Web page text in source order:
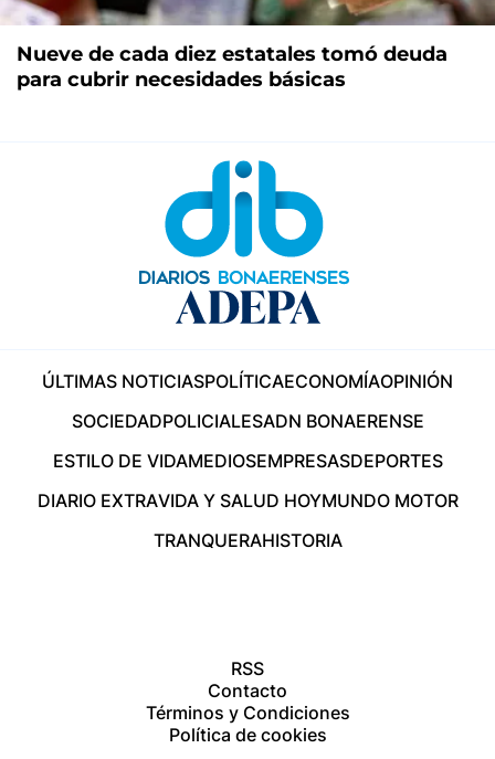
Nueve de cada diez estatales tomó deuda
para cubrir necesidades básicas
ÚLTIMAS NOTICIASPOLÍTICAECONOMÍAOPINIÓN
SOCIEDADPOLICIALESADN BONAERENSE
ESTILO DE VIDAMEDIOSEMPRESASDEPORTES
DIARIO EXTRAVIDA Y SALUD HOYMUNDO MOTOR
TRANQUERAHISTORIA
RSS
Contacto
Términos y Condiciones
Política de cookies